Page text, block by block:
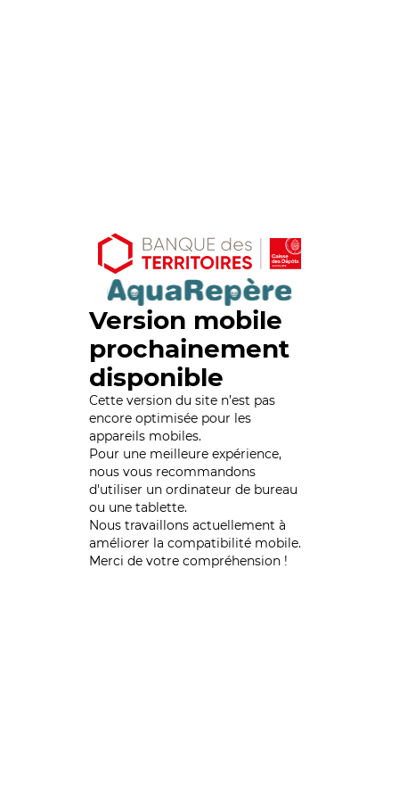
Version mobile
prochainement
disponible
Cette version du site n’est pas
encore optimisée pour les
appareils mobiles.
Pour une meilleure expérience,
nous vous recommandons
d'utiliser un ordinateur de bureau
ou une tablette.
Nous travaillons actuellement à
améliorer la compatibilité mobile.
Merci de votre compréhension !